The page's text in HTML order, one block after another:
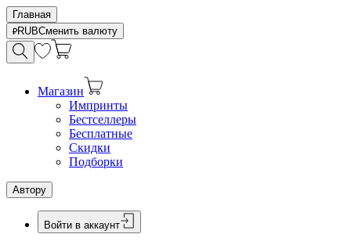
Главная
RUBСменить валюту
Магазин
Импринты
Бестселлеры
Бесплатные
Скидки
Подборки
Автору
Войти в аккаунт